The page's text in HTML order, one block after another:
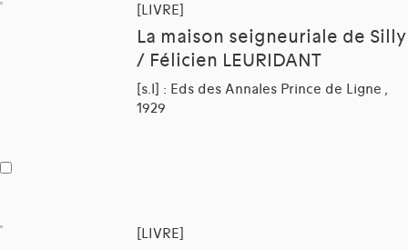
[LIVRE]
La maison seigneuriale de Silly
/ Félicien LEURIDANT
[s.l] : Eds des Annales Prince de Ligne ,
1929
[LIVRE]